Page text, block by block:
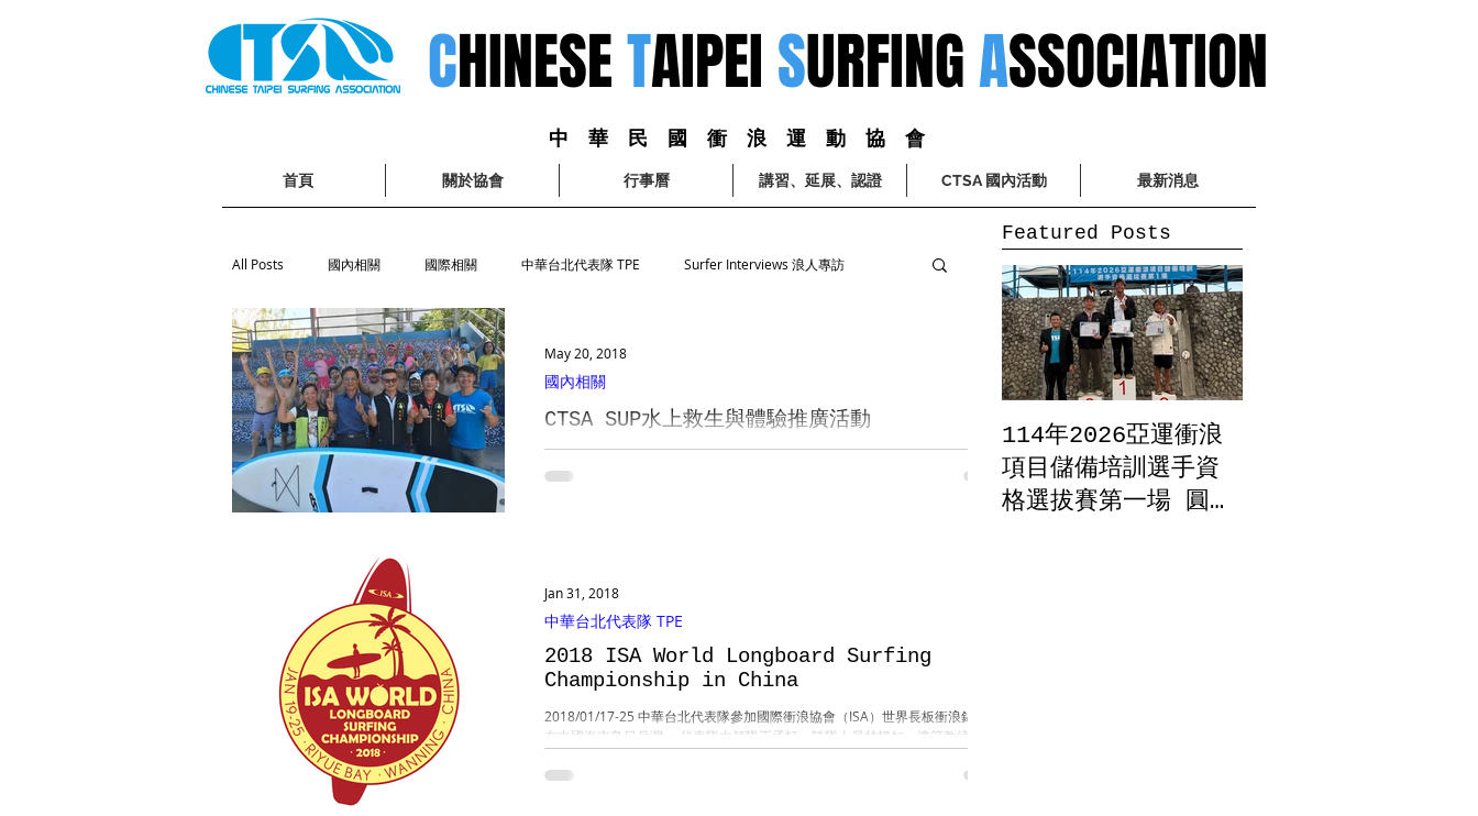
CHINESETAIPEISURFINGASSOCIATION
中 華 民 國 衝 浪 運 動 協 會
首頁 關於協會 行事曆 講習、延展、認證 CTSA 國內活動 最新消息
All Posts 國內相關 國際相關 中華台北代表隊 TPE Surfer Interviews 浪人專訪
Surfing activities 體驗活動
CTSA SUP水上救生與體驗推廣活動
中華民國衝浪運動協會 首次與 臺中市大里國小 聯合舉辦 「SUP水上救生與推廣
國內相關
May 20, 2018
2018 ISA World Longboard Surfing
Championship in China
2018/01/17-25 中華台北代表隊參加國際衝浪協會（ISA）世界長板衝浪錦標賽
在中國海南島日月灣， 代表隊由領隊王丞軒、隨隊人員林靜如、澳籍教練 Jamo
潘美心...
中華台北代表隊 TPE
Jan 31, 2018
Featured Posts
114年2026亞運衝浪
項目儲備培訓選手資
格選拔賽第一場 圓滿